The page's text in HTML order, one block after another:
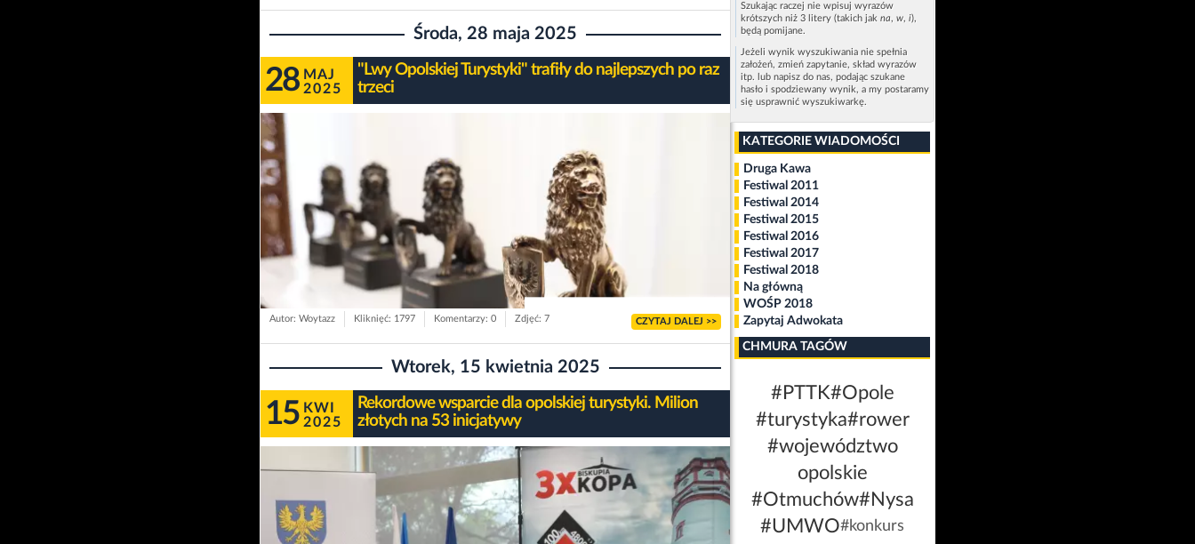
Środa, 28 maja 2025
28 MAJ
2025
"Lwy Opolskiej Turystyki" trafiły do najlepszych po raz
trzeci
Autor: Woytazz Kliknięć: 1797 Komentarzy: 0 Zdjęć: 7 CZYTAJ DALEJ >>
Wtorek, 15 kwietnia 2025
15 KWI
2025
Rekordowe wsparcie dla opolskiej turystyki. Milion
złotych na 53 inicjatywy
Szukając raczej nie wpisuj wyrazów
krótszych niż 3 litery (takich jak na, w, i),
będą pomijane.
Jeżeli wynik wyszukiwania nie spełnia
założeń, zmień zapytanie, skład wyrazów
itp. lub napisz do nas, podając szukane
hasło i spodziewany wynik, a my postaramy
się usprawnić wyszukiwarkę.
KATEGORIE WIADOMOŚCI
Druga Kawa
Festiwal 2011
Festiwal 2014
Festiwal 2015
Festiwal 2016
Festiwal 2017
Festiwal 2018
Na główną
WOŚP 2018
Zapytaj Adwokata
CHMURA TAGÓW
#PTTK#Opole
#turystyka#rower
#województwo
opolskie
#Otmuchów#Nysa
#UMWO#konkurs